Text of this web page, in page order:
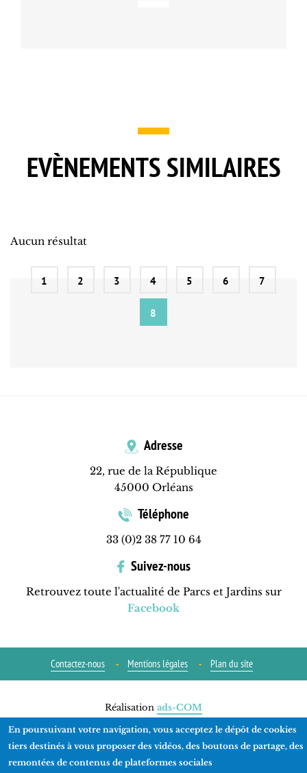
EVÈNEMENTS SIMILAIRES
Aucun résultat
1 2 3 4 5 6 7
8
Adresse
22, rue de la République
45000 Orléans
Téléphone
33 (0)2 38 77 10 64
Suivez-nous
Retrouvez toute l'actualité de Parcs et Jardins sur
Facebook
Contactez-nous Mentions légales Plan du site
Réalisation ads-COM
En poursuivant votre navigation, vous acceptez le dépôt de cookies
tiers destinés à vous proposer des vidéos, des boutons de partage, des
remontées de contenus de plateformes sociales